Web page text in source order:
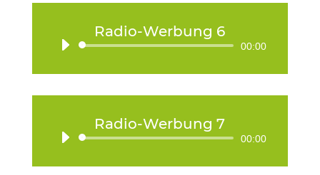
Radio-Werbung 6
Audio-
00:00
Radio-Werbung 7
Audio-
00:00